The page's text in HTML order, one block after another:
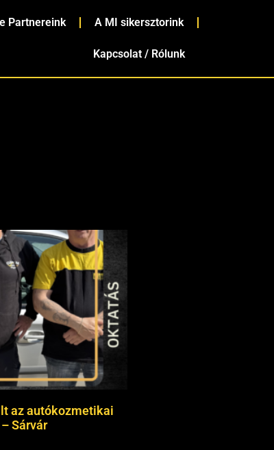
Partnereink A MI sikersztorink
Kapcsolat / Rólunk
az autókozmetikai
Sárvár